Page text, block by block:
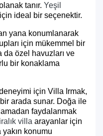
tanır. Yeşil
ideal bir seçenektir.
yana konumlanarak
için mükemmel bir
da özel havuzları ve
bir konaklama
için Villa Irmak,
arada sunar. Doğa ile
faydalanmak
villa arayanlar için
konumu